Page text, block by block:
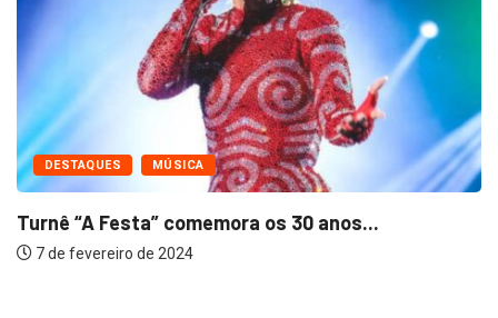
DESTAQUES MÚSICA
Turnê “A Festa” comemora os 30 anos...
7 de fevereiro de 2024